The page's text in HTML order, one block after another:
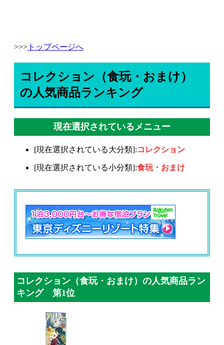
>>> トップページへ
コレクション（食玩・おまけ）
の人気商品ランキング
現在選択されているメニュー
[現在選択されている大分類]:コレクション
[現在選択されている小分類]:食玩・おまけ
コレクション（食玩・おまけ）の人気商品ラン
キング 第1位